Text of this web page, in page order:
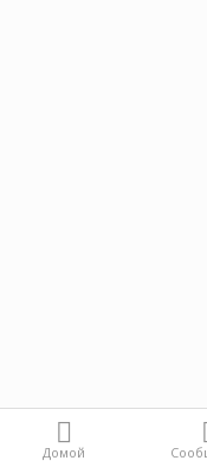
Домой